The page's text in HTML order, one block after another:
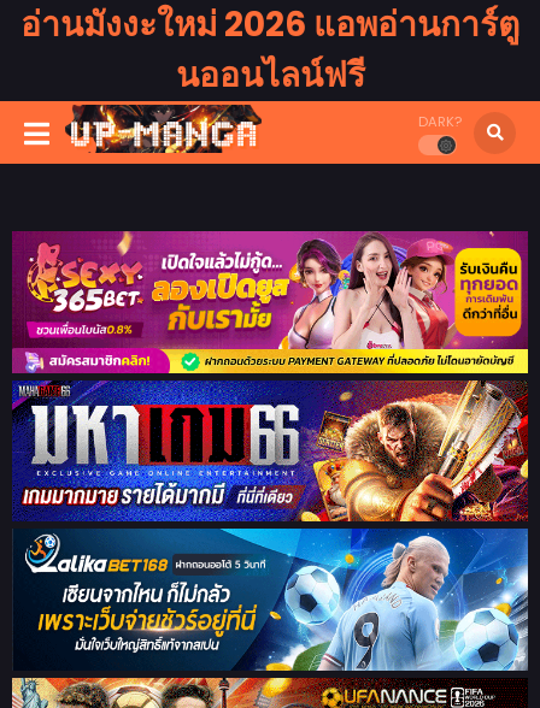
อ่านมังงะใหม่ 2026 แอพอ่านการ์ตู
นออนไลน์ฟรี
DARK?